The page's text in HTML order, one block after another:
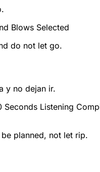
Blows Selected
do not let go.
y no dejan ir.
Seconds Listening
planned, not let rip.